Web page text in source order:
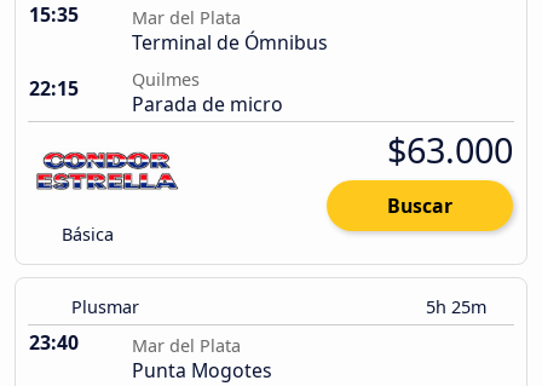
15:35 Mar del Plata
Terminal de Ómnibus
22:15
Quilmes
Parada de micro
Básica
$63.000
Buscar
Plusmar 5h 25m
23:40 Mar del Plata
Punta Mogotes